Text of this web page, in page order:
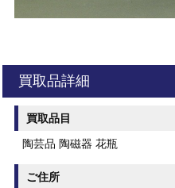
買取品詳細
買取品目
陶芸品 陶磁器 花瓶
ご住所